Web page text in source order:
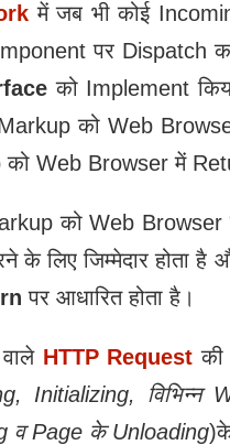
में जब भी कोई
पर Dispatch
को Implement
को Web
Web Browser में
को Web Browser
के लिए जिम्मेदार होता
पर आधारित होता है।
HTTP Request की
Initializing, विभिन्न
व Page के Unloading